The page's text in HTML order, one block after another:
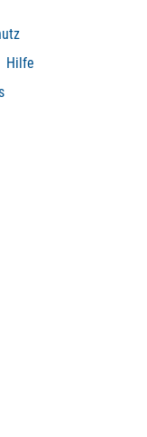
Hilfe